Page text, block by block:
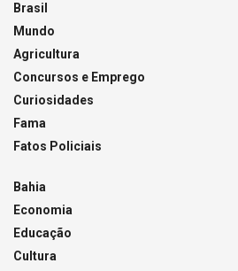
Brasil
Mundo
Agricultura
Concursos e Emprego
Curiosidades
Fama
Fatos Policiais
Bahia
Economia
Educação
Cultura